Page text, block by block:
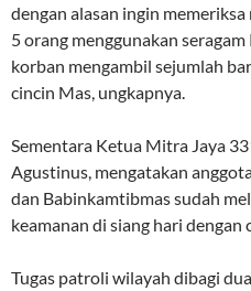
dengan alasan ingin
5 orang menggunakan
korban mengambil sejumlah
cincin Mas, ungkapnya.
Sementara Ketua Mitra Jaya
Agustinus, mengatakan
dan Babinkamtibmas sudah
keamanan di siang hari dengan
Tugas patroli wilayah dibagi